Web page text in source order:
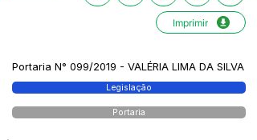
Imprimir
Portaria N° 099/2019 - VALÉRIA LIMA DA SILVA
Legislação
Portaria